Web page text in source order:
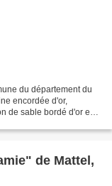
du département du
encordée d'or,
de sable bordé d'or en
de Mattel,